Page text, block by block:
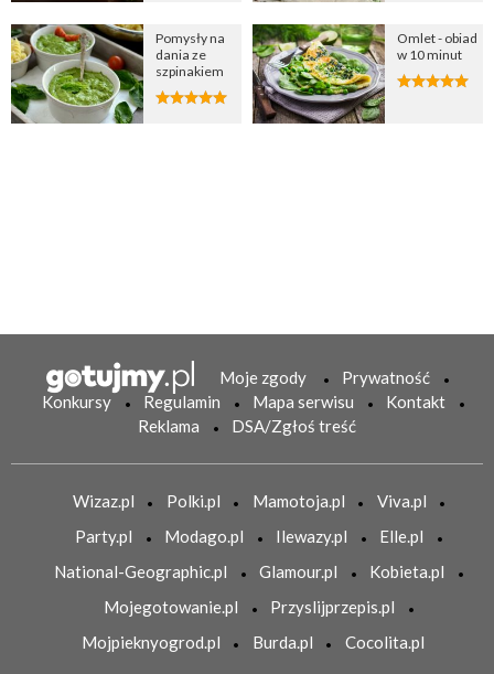
Pomysły na
dania ze
szpinakiem
Omlet - obiad
w 10 minut
Moje zgody
Prywatność
Konkursy
Regulamin Mapa serwisu
Kontakt
Reklama
DSA/Zgłoś treść
Wizaz.pl Polki.pl Mamotoja.pl
Viva.pl
Party.pl
Modago.pl Ilewazy.pl
Elle.pl
National-Geographic.pl
Glamour.pl
Kobieta.pl
Mojegotowanie.pl
Przyslijprzepis.pl
Mojpieknyogrod.pl
Burda.pl Cocolita.pl